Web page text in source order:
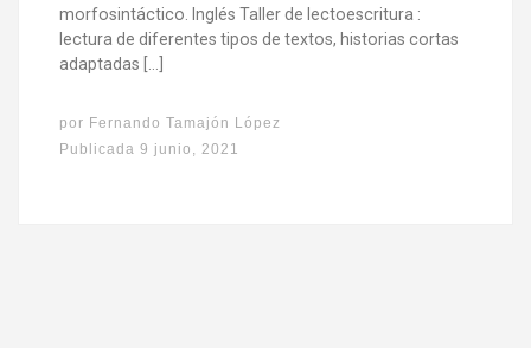
morfosintáctico. Inglés Taller de lectoescritura :
lectura de diferentes tipos de textos, historias cortas
adaptadas […]
por Fernando Tamajón López
Publicada9 junio, 2021